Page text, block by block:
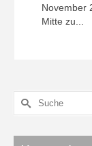
November
Mitte zu...